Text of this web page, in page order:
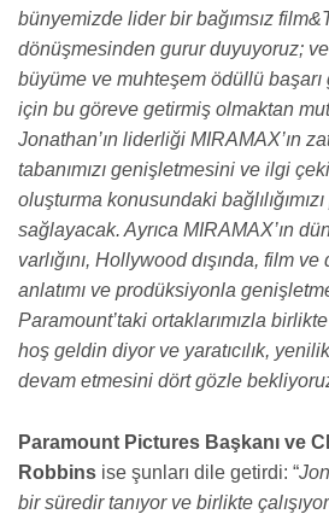
bünyemizde lider bir bağımsız
dönüşmesinden gurur duyuyoruz; ve
büyüme ve muhteşem ödüllü
için bu göreve getirmiş olmaktan
Jonathan’ın liderliği MIRAMAX’ın
tabanımızı genişletmesini ve ilgi
oluşturma konusundaki
sağlayacak. Ayrıca MIRAMAX’ın
varlığını, Hollywood dışında, film
anlatımı ve prodüksiyonla
Paramount’taki ortaklarımızla
hoş geldin diyor ve yaratıcılık,
devam etmesini dört gözle
Paramount Pictures Başkanı ve
Robbins ise şunları dile getirdi: “
bir süredir tanıyor ve birlikte